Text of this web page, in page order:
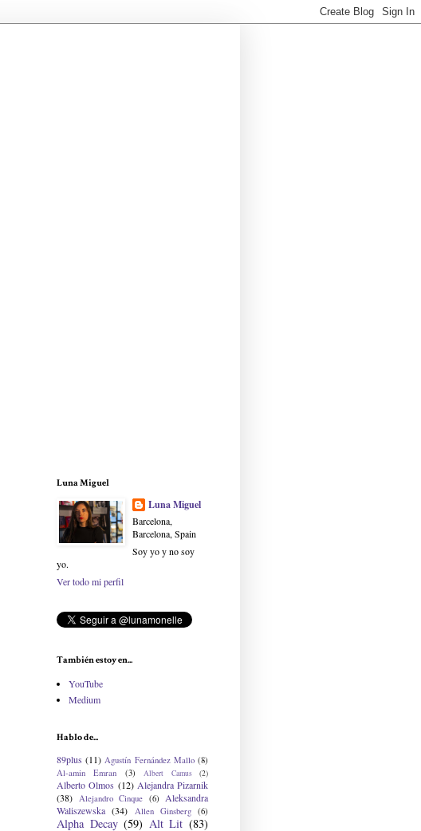
Luna Miguel
Luna Miguel
Barcelona,
Barcelona, Spain
Soy yo y no soy
yo.
Ver todo mi perfil
También estoy en...
YouTube
Medium
Hablo de...
89plus (11) Agustín Fernández Mallo (8)
Al-amin Emran
(3) Albert Camus (2)
Alberto Olmos (12) Alejandra Pizarnik
(38)
Alejandro Cinque (6)
Aleksandra
Waliszewska (34) Allen Ginsberg (6)
Alpha Decay (59) Alt Lit (83)